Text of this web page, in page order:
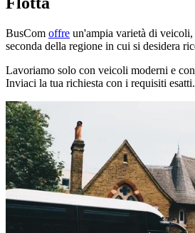
BusCom offre un'ampia varietà di
seconda della regione in cui si desidera
Lavoriamo solo con veicoli moderni e
Inviaci la tua richiesta con i requisiti esatti.